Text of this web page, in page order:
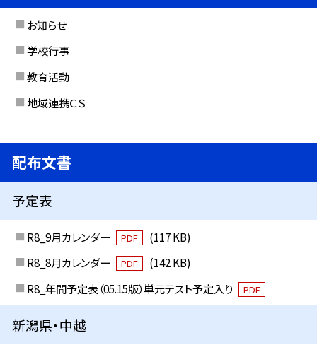
お知らせ
学校行事
教育活動
地域連携ＣＳ
配布文書
予定表
R8_9月カレンダー PDF
(117 KB)
R8_8月カレンダー
PDF
(142 KB)
R8_年間予定表（05.15版）単元テスト予定入り
PDF
新潟県・中越